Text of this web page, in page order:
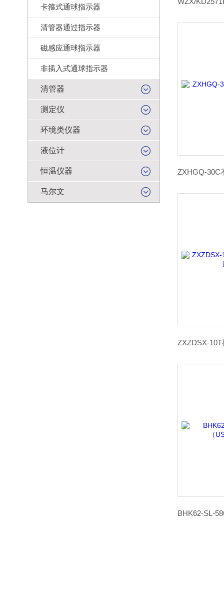
卡箍式通球指示器
清管器通过指示器
磁感应通球指示器
非插入式通球指示器
清管器
测定仪
环境类仪器
液位计
恒温仪器
马尔文